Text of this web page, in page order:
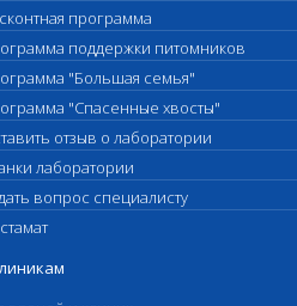
программа
поддержки питомников
"Большая семья"
"Спасенные хвосты"
отзыв о лаборатории
лаборатории
вопрос специалисту